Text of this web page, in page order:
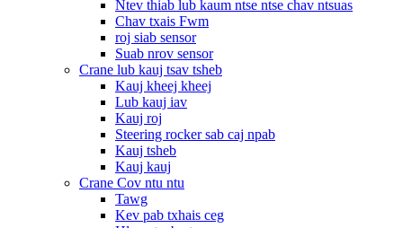
Ntev thiab lub kaum ntse ntse chav ntsuas
Chav txais Fwm
roj siab sensor
Suab nrov sensor
Crane lub kauj tsav tsheb
Kauj kheej kheej
Lub kauj iav
Kauj roj
Steering rocker sab caj npab
Kauj tsheb
Kauj kauj
Crane Cov ntu ntu
Tawg
Kev pab txhais ceg